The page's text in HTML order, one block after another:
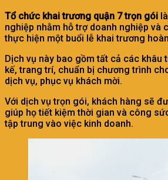
Tổ chức khai trương quận 7 trọn gói
nghiệp nhằm hỗ trợ doanh nghiệp và
thực hiện một buổi lễ khai trương
Dịch vụ này bao gồm tất cả các khâu
kế, trang trí, chuẩn bị chương trình
dịch vụ, phục vụ khách mời.
Với dịch vụ trọn gói, khách hàng sẽ
giúp họ tiết kiệm thời gian và công
tập trung vào việc kinh doanh.